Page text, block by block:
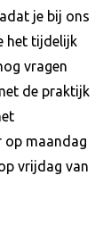
je bij ons
het tijdelijk
vragen
de praktijk
op maandag
vrijdag van